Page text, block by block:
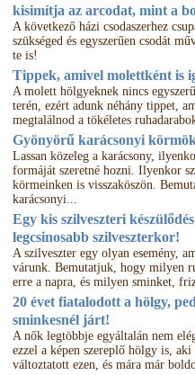
kisimítja az arcodat, mint a
A következő házi csodaszerhez
szükséged és egyszerűen csodát
te is!
Tippek, amivel molettként is
A molett hölgyeknek nincs
terén, ezért adunk néhány tippet,
megtalálnod a tökéletes
Gyönyörű karácsonyi
Lassan közeleg a karácsony,
formáját szeretné hozni. Ilyenkor
körmeinken is visszaköszön.
karácsonyi...
Egy kis szilveszteri
legcsinosabb szilveszterkor!
A szilveszter egy olyan esemény,
várunk. Bemutatjuk, hogy milyen
erre a napra, és milyen sminket,
20 évet fiatalodott a hölgy,
sminkesnél járt!
A nők legtöbbje egyáltalán nem
ezzel a képen szereplő hölgy is, aki
változtatott ezen, és mára már